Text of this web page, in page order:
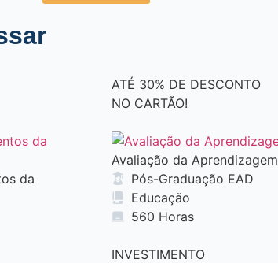
da
ATÉ 30% DE DESCONTO
NO CARTÃO!
Avaliação da Aprendizagem
Pós-Graduação EAD
Educação
560 Horas
INVESTIMENTO